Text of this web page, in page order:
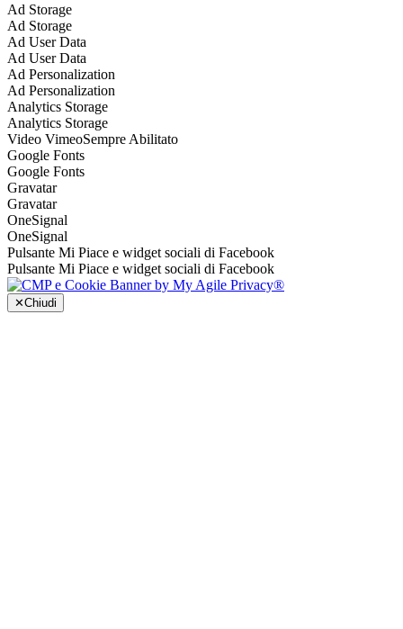
Ad Storage
Ad Storage
Ad User Data
Ad User Data
Ad Personalization
Ad Personalization
Analytics Storage
Analytics Storage
Video VimeoSempre Abilitato
Google Fonts
Google Fonts
Gravatar
Gravatar
OneSignal
OneSignal
Pulsante Mi Piace e widget sociali di Facebook
Pulsante Mi Piace e widget sociali di Facebook
✕Chiudi